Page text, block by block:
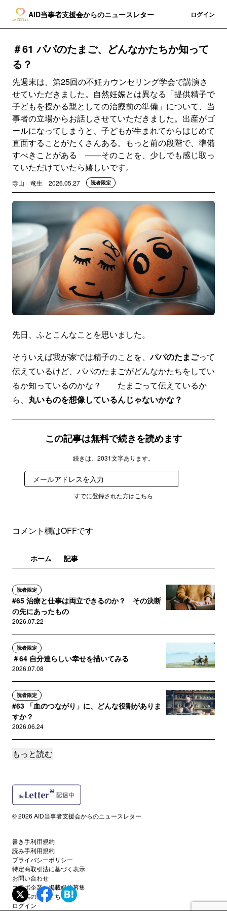
AID当事者支援会からのニュースレター ログイン
＃61 パパのたまご、どんなかたちか知って
る？
先週末は、第25回の不妊カウンセリング学会で講演さ
せていただきました。自然妊娠とは異なる「提供精子で
子どもを授かる親としての治療前の準備」について、当
事者の立場からお話しさせていただきました。出産がゴ
ールになってしまうと、子どもが生まれてからはじめて
直面することがたくさんある。もっと前の段階で、準備
すべきことがある ——そのことを、少しでも感じ取っ
ていただけていたら嬉しいです。
寺山 竜生 2026.05.27 読者限定
先日、ふとこんなことを思いました。
そういえば我が家では精子のことを、パパのたまごって
伝えているけど、パパのたまごがどんなかたちをしてい
るか知っているのかな？ たまごって伝えているか
ら、 丸いものを想像しているんじゃないかな？
この記事は無料で続きを読めます
続きは、2031文字あります。
すでに登録された方は こちら
コメント欄はOFFです
ホーム 記事
読者限定
#65 治療と仕事は両立できるのか？ その決断
の先にあったもの
2026.07.22
読者限定
＃64 自分達らしい幸せを描いてみる
2026.07.08
読者限定
#63 「血のつながり」に、どんな役割がありま
すか？
2026.06.24
読者限定
2026.06.10
＃60 理解させなきゃ！ を手放した日
読者限定
#59 「提供精子だとイジメられる」って本当で
すか？
2026.04.22
もっと読む
© 2026 AID当事者支援会からのニュースレター
書き手利用規約
読み手利用規約
プライバシーポリシー
特定商取引法に基づく表示
お問い合わせ
コラボ企業・掲載媒体募集
代理店の方はこちら
ログイン